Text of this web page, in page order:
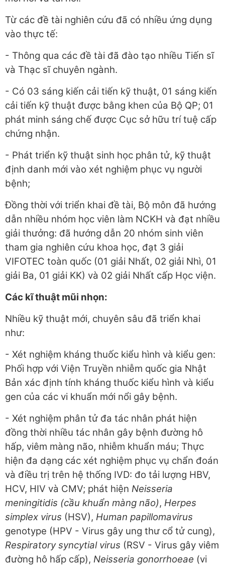
Từ các đề tài nghiên cứu đã có nhiều ứng dụng
vào thực tế:
- Thông qua các đề tài đã đào tạo nhiều Tiến sĩ
và Thạc sĩ chuyên ngành.
- Có 03 sáng kiến cải tiến kỹ thuật, 01 sáng kiến
cải tiến kỹ thuật được bằng khen của Bộ QP; 01
phát minh sáng chế được Cục sở hữu trí tuệ cấp
chứng nhận.
- Phát triển kỹ thuật sinh học phân tử, kỹ thuật
định danh mới vào xét nghiệm phục vụ người
bệnh;
Đồng thời với triển khai đề tài, Bộ môn đã hướng
dẫn nhiều nhóm học viên làm NCKH và đạt nhiều
giải thưởng: đã hướng dẫn 20 nhóm sinh viên
tham gia nghiên cứu khoa học, đạt 3 giải
VIFOTEC toàn quốc (01 giải Nhất, 02 giải Nhì, 01
giải Ba, 01 giải KK) và 02 giải Nhất cấp Học viện.
Các kĩ thuật mũi nhọn:
Nhiều kỹ thuật mới, chuyên sâu đã triển khai
như:
- Xét nghiệm kháng thuốc kiểu hình và kiểu gen:
Phối hợp với Viện Truyền nhiễm quốc gia Nhật
Bản xác định tính kháng thuốc kiểu hình và kiểu
gen của các vi khuẩn mới nổi gây bệnh.
- Xét nghiệm phân tử đa tác nhân phát hiện
đồng thời nhiều tác nhân gây bệnh đường hô
hấp, viêm màng não, nhiễm khuẩn máu; Thực
hiện đa dạng các xét nghiệm phục vụ chẩn đoán
và điều trị trên hệ thống IVD: đo tải lượng HBV,
HCV, HIV và CMV; phát hiện Neisseria
meningitidis (cầu khuẩn màng não), Herpes
simplex virus (HSV), Human papillomavirus
genotype (HPV - Virus gây ung thư cổ tử cung),
Respiratory syncytial virus (RSV - Virus gây viêm
đường hô hấp cấp), Neisseria gonorrhoeae (vi